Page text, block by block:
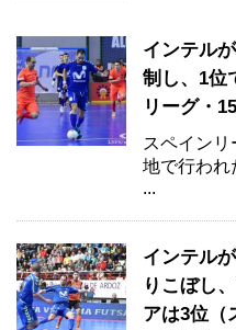
インテル
制し、1位
リーグ・15
スペイン
地で行われ
...
インテル
りこぼし
アは3位（